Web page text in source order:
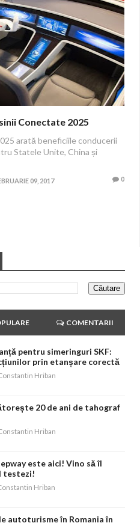
Conectate 2025
arată beneficiile conducerii
Statele Unite, China și
09, 2017 0
COMENTARII
pentru simeringuri SKF:
prin etanșare corectă
Hriban
20 de ani de tahograf
Hriban
este aici! Vino să îl
testezi!
Hriban
autoturisme în Romania în